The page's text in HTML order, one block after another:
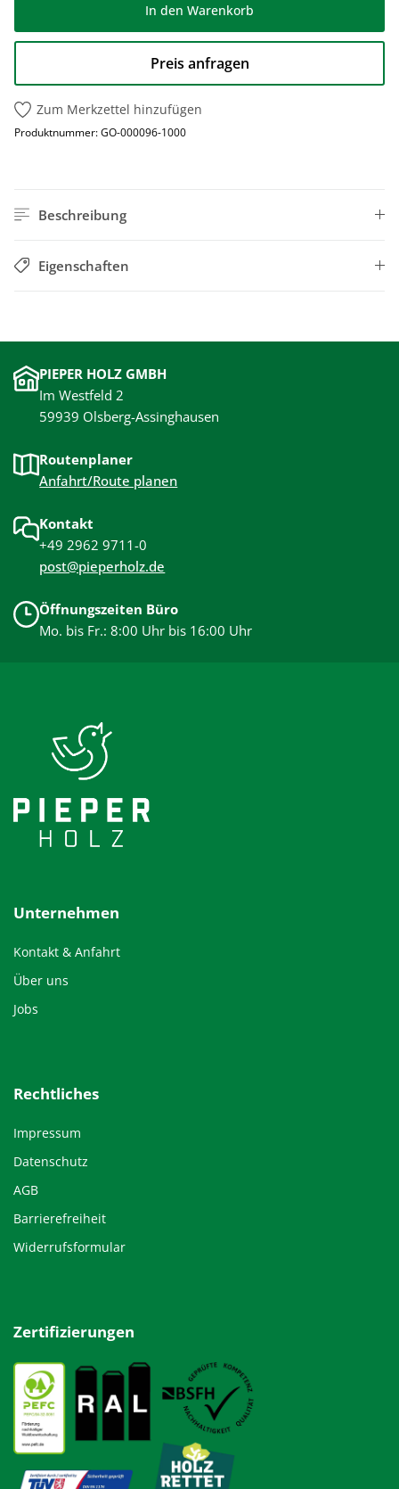
In den Warenkorb
Preis anfragen
Zum Merkzettel hinzufügen
Produktnummer:GO-000096-1000
Beschreibung
Eigenschaften
PIEPER HOLZ GMBH
Im Westfeld 2
59939 Olsberg-Assinghausen
Routenplaner
Anfahrt/Route planen
Kontakt
+49 2962 9711-0
post@pieperholz.de
Öffnungszeiten Büro
Mo. bis Fr.: 8:00 Uhr bis 16:00 Uhr
Unternehmen
Kontakt & Anfahrt
Über uns
Jobs
Rechtliches
Impressum
Datenschutz
AGB
Barrierefreiheit
Widerrufsformular
Zertifizierungen